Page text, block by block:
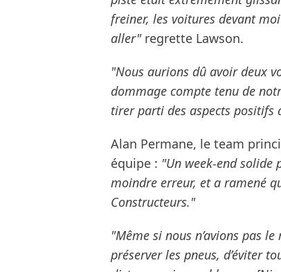
freiner, les voitures devant
aller" regrette Lawson.
"Nous aurions dû avoir deux
dommage compte tenu de
tirer parti des aspects positifs
Alan Permane, le team
équipe : "Un week-end solide
moindre erreur, et a ramené
Constructeurs."
"Même si nous n’avions pas
préserver les pneus, d’éviter